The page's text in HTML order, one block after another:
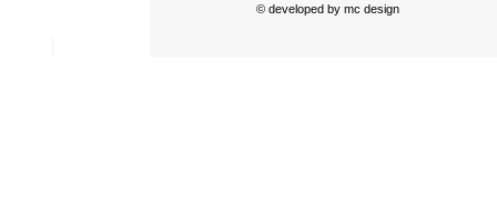
© developed by mc design